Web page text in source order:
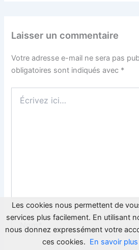
Laisser un commentaire
Votre adresse e-mail ne sera pas
obligatoires sont indiqués avec *
ici…
Nom*
Les cookies nous permettent de
services plus facilement. En utilisant
nous donnez expressément votre
ces cookies. En savoir plus